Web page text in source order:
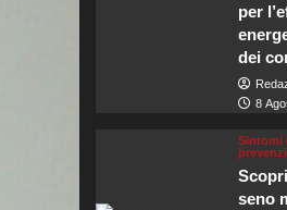
per
dei
8
Sintomi
seno